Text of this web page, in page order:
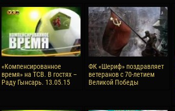
24 February
Vladislav COSTIN
02 March
Veaceslav COZMA
09 March
Emmanuel AFETSE
13 May
Renat JOSAN
24 May
Nicolaе CEBOTARI
15 June
Konan Jaures-Ulrich LOUKOU
«Компенсированное
время» на ТСВ. В гостях –
Раду Гынсарь. 13.05.15
ФК «Шериф» поздравляет
ветеранов с 70-летием
Великой Победы